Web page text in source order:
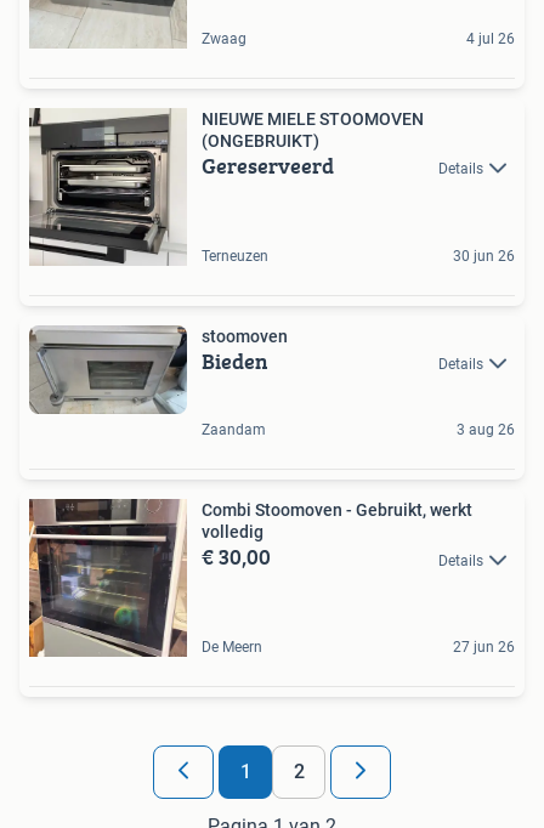
Zwaag 4 jul 26
NIEUWE MIELE STOOMOVEN
(ONGEBRUIKT)
Gereserveerd Details
Terneuzen 30 jun 26
stoomoven
Bieden Details
Zaandam 3 aug 26
Combi Stoomoven - Gebruikt, werkt
volledig
€ 30,00 Details
De Meern 27 jun 26
1 2